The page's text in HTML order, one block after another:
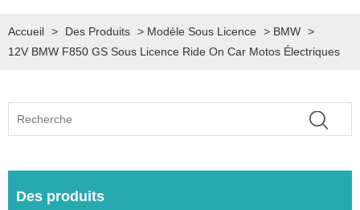
Accueil > Des Produits > Modèle Sous Licence > BMW >
12V BMW F850 GS Sous Licence Ride On Car Motos Électriques
Des produits